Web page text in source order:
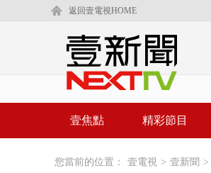
返回壹電視HOME
壹焦點 精彩節目
您當前的位置： 壹電視 > 壹新聞 >